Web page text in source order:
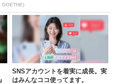
GOETHE)
SNSアカウントを着実に成長。実
はみんなココ使ってます。